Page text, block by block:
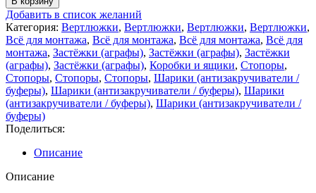
Добавить в список желаний
Категория: Вертлюжки, Вертлюжки, Вертлюжки, Вертлюжки,
Всё для монтажа, Всё для монтажа, Всё для монтажа, Всё для
монтажа, Застёжки (аграфы), Застёжки (аграфы), Застёжки
(аграфы), Застёжки (аграфы), Коробки и ящики, Стопоры,
Стопоры, Стопоры, Стопоры, Шарики (антизакручиватели /
буферы), Шарики (антизакручиватели / буферы), Шарики
(антизакручиватели / буферы), Шарики (антизакручиватели /
буферы)
Поделиться:
Описание
Описание